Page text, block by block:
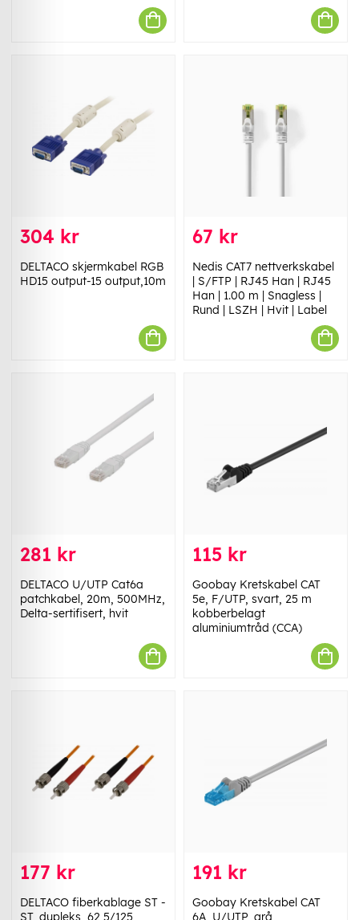
304 kr
DELTACO skjermkabel RGB
HD15 output-15 output,10m
67 kr
Nedis CAT7 nettverkskabel
| S/FTP | RJ45 Han | RJ45
Han | 1.00 m | Snagless |
Rund | LSZH | Hvit | Label
281 kr
DELTACO U/UTP Cat6a
patchkabel, 20m, 500MHz,
Delta-sertifisert, hvit
115 kr
Goobay Kretskabel CAT
5e, F/UTP, svart, 25 m
kobberbelagt
aluminiumtråd (CCA)
177 kr
DELTACO fiberkablage ST -
ST, dupleks, 62,5/125,
191 kr
Goobay Kretskabel CAT
6A, U/UTP, grå